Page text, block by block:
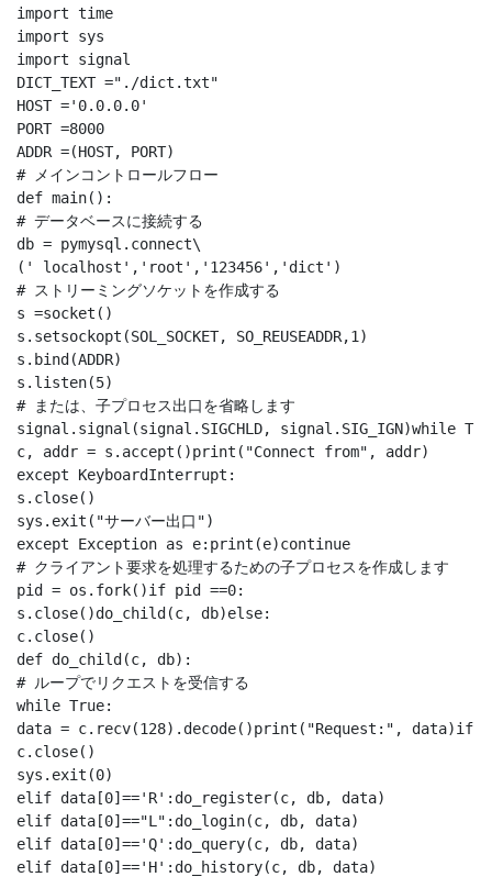
import time
import sys
import signal
DICT_TEXT ="./dict.txt"
HOST ='0.0.0.0'
PORT =8000
ADDR =(HOST, PORT)
# メインコントロールフロー
def main():
# データベースに接続する
db = pymysql.connect\
(' localhost','root','123456','dict')
# ストリーミングソケットを作成する
s =socket()
s.setsockopt(SOL_SOCKET, SO_REUSEADDR,1)
s.bind(ADDR)
s.listen(5)
# または、子プロセス出口を省略します
signal.signal(signal.SIGCHLD, signal.SIG_IGN)while
c, addr = s.accept()print("Connect from", addr)
except KeyboardInterrupt:
s.close()
sys.exit("サーバー出口")
except Exception as e:print(e)continue
# クライアント要求を処理するための子プロセスを作成します
pid = os.fork()if pid ==0:
s.close()do_child(c, db)else:
c.close()
def do_child(c, db):
# ループでリクエストを受信する
while True:
data = c.recv(128).decode()print("Request:",
c.close()
sys.exit(0)
elif data[0]=='R':do_register(c, db, data)
elif data[0]=="L":do_login(c, db, data)
elif data[0]=='Q':do_query(c, db, data)
elif data[0]=='H':do_history(c, db, data)